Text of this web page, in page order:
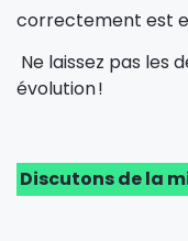
correctement est
Ne laissez pas les
évolution !
Discutons de la